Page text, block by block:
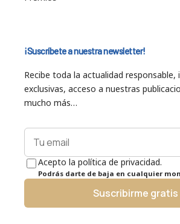
¡Suscríbete a nuestra newsletter!
Recibe toda la actualidad responsable,
exclusivas, acceso a nuestras
mucho más…
Acepto la política de privacidad.
Podrás darte de baja en cualquier
Suscribirme gratis